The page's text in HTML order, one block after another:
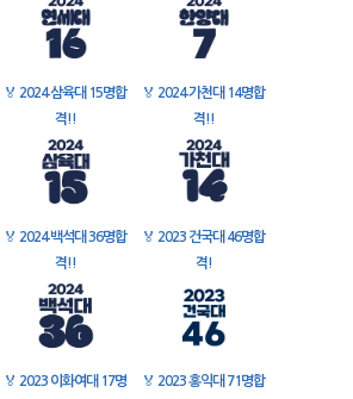
🏅 2024 삼육대 15명합
격!!
🏅 2024 가천대 14명합
격!!
🏅 2024 백석대 36명합
격!!
🏅 2023 건국대 46명합
격!
🏅 2023 이화여대 17명
🏅 2023 홍익대 71명합